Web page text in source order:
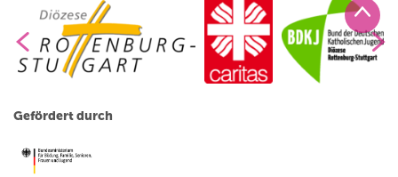
Gefördert durch